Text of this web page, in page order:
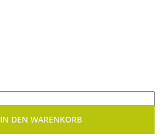
IN DEN WARENKORB